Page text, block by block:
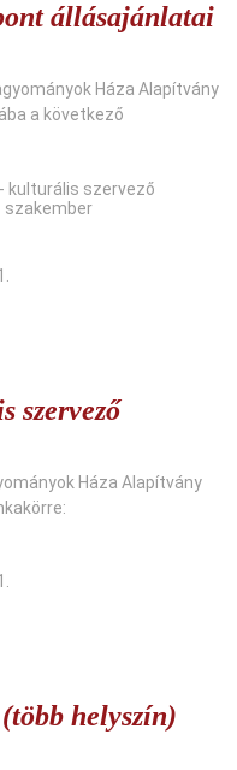
állásajánlatai
Háza Alapítvány
a következő
kulturális szervező
szakember
szervező
Háza Alapítvány
helyszín)